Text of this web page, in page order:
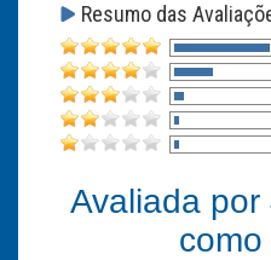
Resumo das
Avaliada por
como